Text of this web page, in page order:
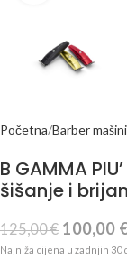
Početna Barber
B GAMMA
šišanje i
125,00€ 100,00
Najniža cijena u zadnjih 30